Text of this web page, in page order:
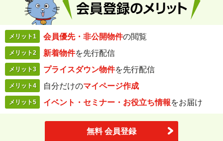
メリット1 会員優先・ 非公開物件の閲覧
メリット2 新着物件を先行配信
メリット3 プライスダウン物件を先行配信
メリット4 自分だけのマイページ作成
メリット5 イベント・セミナー・ お役立ち情報をお届け
無料 会員登録